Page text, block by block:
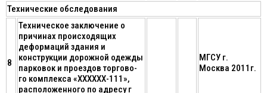
Технические обследования
8
Техническое заключение о
причинах происходящих
деформаций здания и
конструкции дорожной одежды
парковок и проездов торгово-
го комплекса «ХХХХХХ-111»,
расположенного по адресу г
МГСУ г.
Москва 2011г.